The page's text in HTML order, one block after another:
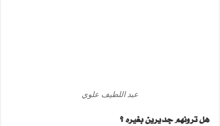
عبد اللطيف علوي
هل ترونهم جديرين بغيره ؟